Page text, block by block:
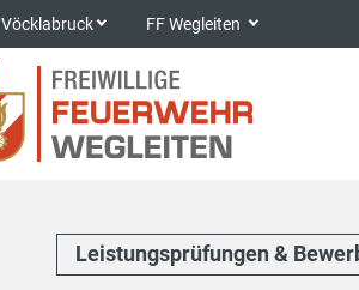
Vöcklabruck FF Wegleiten
Leistungsprüfungen &